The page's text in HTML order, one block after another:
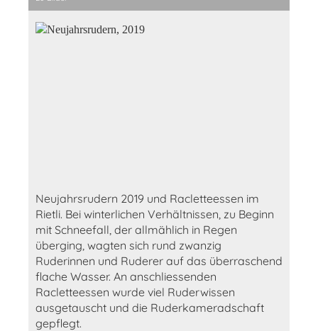
Neujahrsrudern 2019 und Racletteessen im
Rietli. Bei winterlichen Verhältnissen, zu Beginn
mit Schneefall, der allmählich in Regen
überging, wagten sich rund zwanzig
Ruderinnen und Ruderer auf das überraschend
flache Wasser. An anschliessenden
Racletteessen wurde viel Ruderwissen
ausgetauscht und die Ruderkameradschaft
gepflegt.